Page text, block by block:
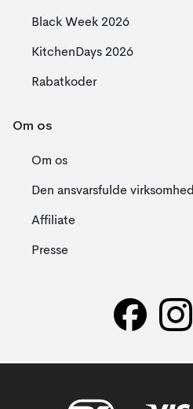
Black Week 2026
KitchenDays 2026
Rabatkoder
Om os
Om os
Den ansvarsfulde virksomhed
Affiliate
Presse